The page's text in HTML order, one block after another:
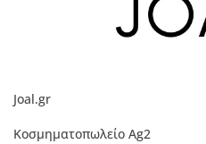
Joal.gr
Κοσμηματοπωλείο Ag2